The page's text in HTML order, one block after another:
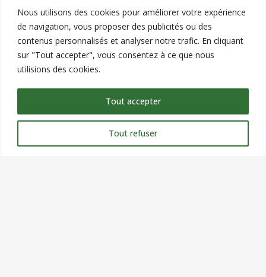
Nous utilisons des cookies pour améliorer votre expérience
de navigation, vous proposer des publicités ou des
contenus personnalisés et analyser notre trafic. En cliquant
sur "Tout accepter", vous consentez à ce que nous
utilisions des cookies.
Tout refuser
Tout accepter